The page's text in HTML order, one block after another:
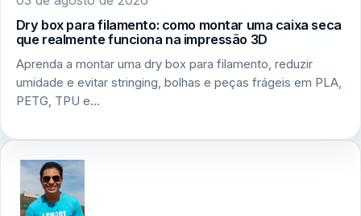
Dry box para filamento: como montar uma caixa seca
que realmente funciona na impressão 3D
Aprenda a montar uma dry box para filamento, reduzir
umidade e evitar stringing, bolhas e peças frágeis em PLA,
PETG, TPU e…